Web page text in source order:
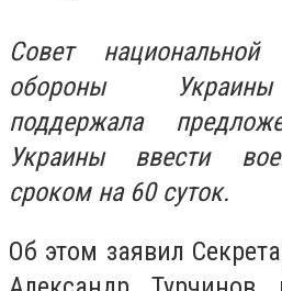
Совет
обороны
поддержала
Украины ввести
сроком на 60 суток.
Об этом заявил